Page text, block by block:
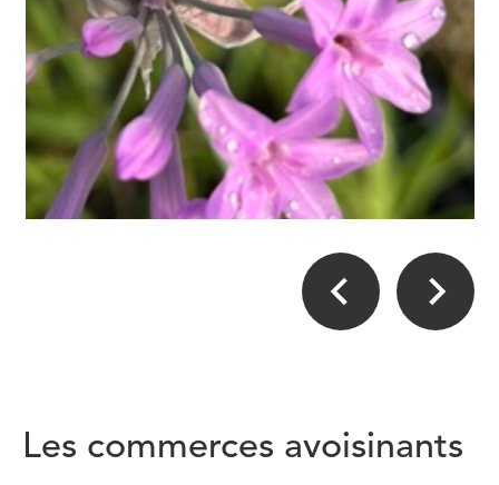
Les commerces avoisinants